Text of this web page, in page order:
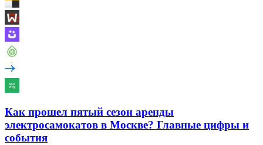
Как прошел пятый сезон аренды
электросамокатов в Москве? Главные цифры и
события